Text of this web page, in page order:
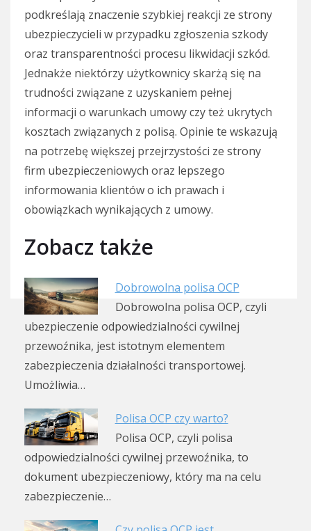
podkreślają znaczenie szybkiej reakcji ze strony
ubezpieczycieli w przypadku zgłoszenia szkody
oraz transparentności procesu likwidacji szkód.
Jednakże niektórzy użytkownicy skarżą się na
trudności związane z uzyskaniem pełnej
informacji o warunkach umowy czy też ukrytych
kosztach związanych z polisą. Opinie te wskazują
na potrzebę większej przejrzystości ze strony
firm ubezpieczeniowych oraz lepszego
informowania klientów o ich prawach i
obowiązkach wynikających z umowy.
Zobacz także
Dobrowolna polisa OCP
Dobrowolna polisa OCP, czyli
ubezpieczenie odpowiedzialności cywilnej
przewoźnika, jest istotnym elementem
zabezpieczenia działalności transportowej.
Umożliwia…
Polisa OCP czy warto?
Polisa OCP, czyli polisa
odpowiedzialności cywilnej przewoźnika, to
dokument ubezpieczeniowy, który ma na celu
zabezpieczenie…